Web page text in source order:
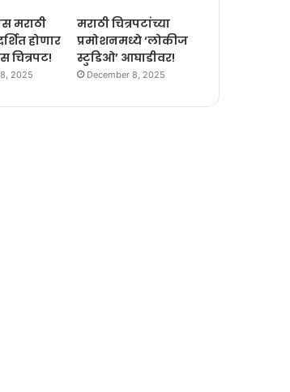
मराठी
होणार
चित्रपट!
2025
मराठी चित्रपटांच्या
प्रमोशनमध्ये ‘लोकीज
स्टुडिओ’ आघाडीवर!
December 8, 2025